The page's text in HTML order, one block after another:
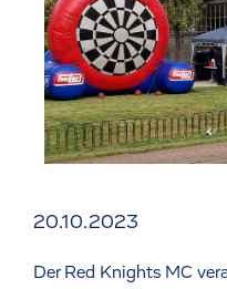
20.10.2023
Der Red Knights MC